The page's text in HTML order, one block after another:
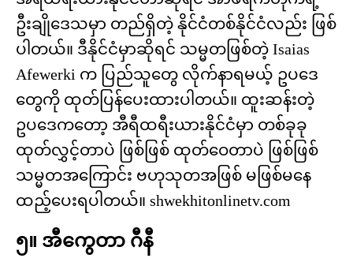
ဦးချိုဒေသမှာ တည်ရှိတဲ့ နိုင်ငံတစ်နိုင်ငံလည်း ဖြစ်
ပါတယ်။ ဒီနိုင်ငံမှာဆိုရင် သမ္မတဖြစ်တဲ့ Isaias
Afewerki က ပြည်သူတွေ လိုက်နာရမယ့် ဥပဒေ
တွေကို ထုတ်ပြန်ပေးထားပါတယ်။ ထူးဆန်းတဲ့
ဥပဒေကတော့ အီရီထရီးယားနိုင်ငံမှာ တစ်ခုခု
ထုတ်လွှင့်တာပဲ ဖြစ်ဖြစ် ထုတ်ဝေတာပဲ ဖြစ်ဖြစ်
သမ္မတအကြောင်း ဗဟုသုတအဖြစ် မဖြစ်မနေ
ထည့်ပေးရပါတယ်။ shwekhitonlinetv.com
၅။ အီကွေတာ ဂီနီ